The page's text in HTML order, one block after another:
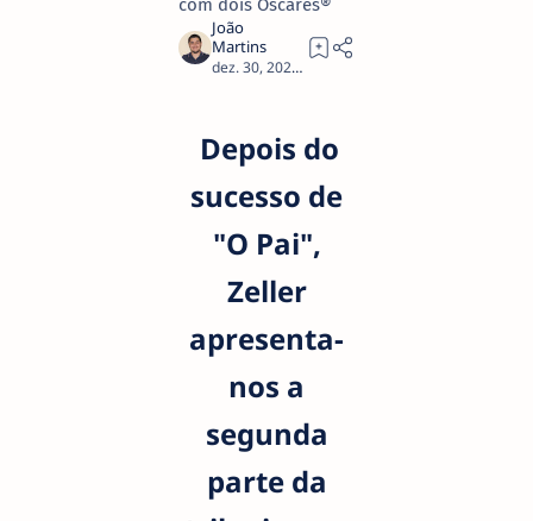
com dois Óscares®
Depois do
sucesso de
"O Pai",
Zeller
apresenta-
nos a
segunda
parte da